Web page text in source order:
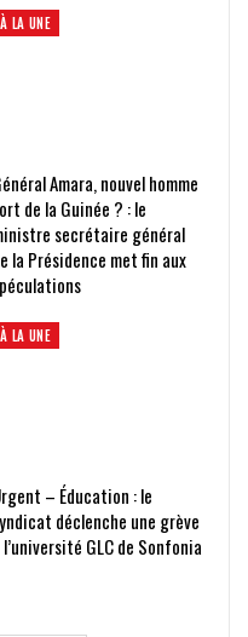
À LA UNE
Amara, nouvel homme
de la Guinée ? : le
secrétaire général
la Présidence met fin aux
À LA UNE
– Éducation : le
déclenche une grève
l’université GLC de Sonfonia